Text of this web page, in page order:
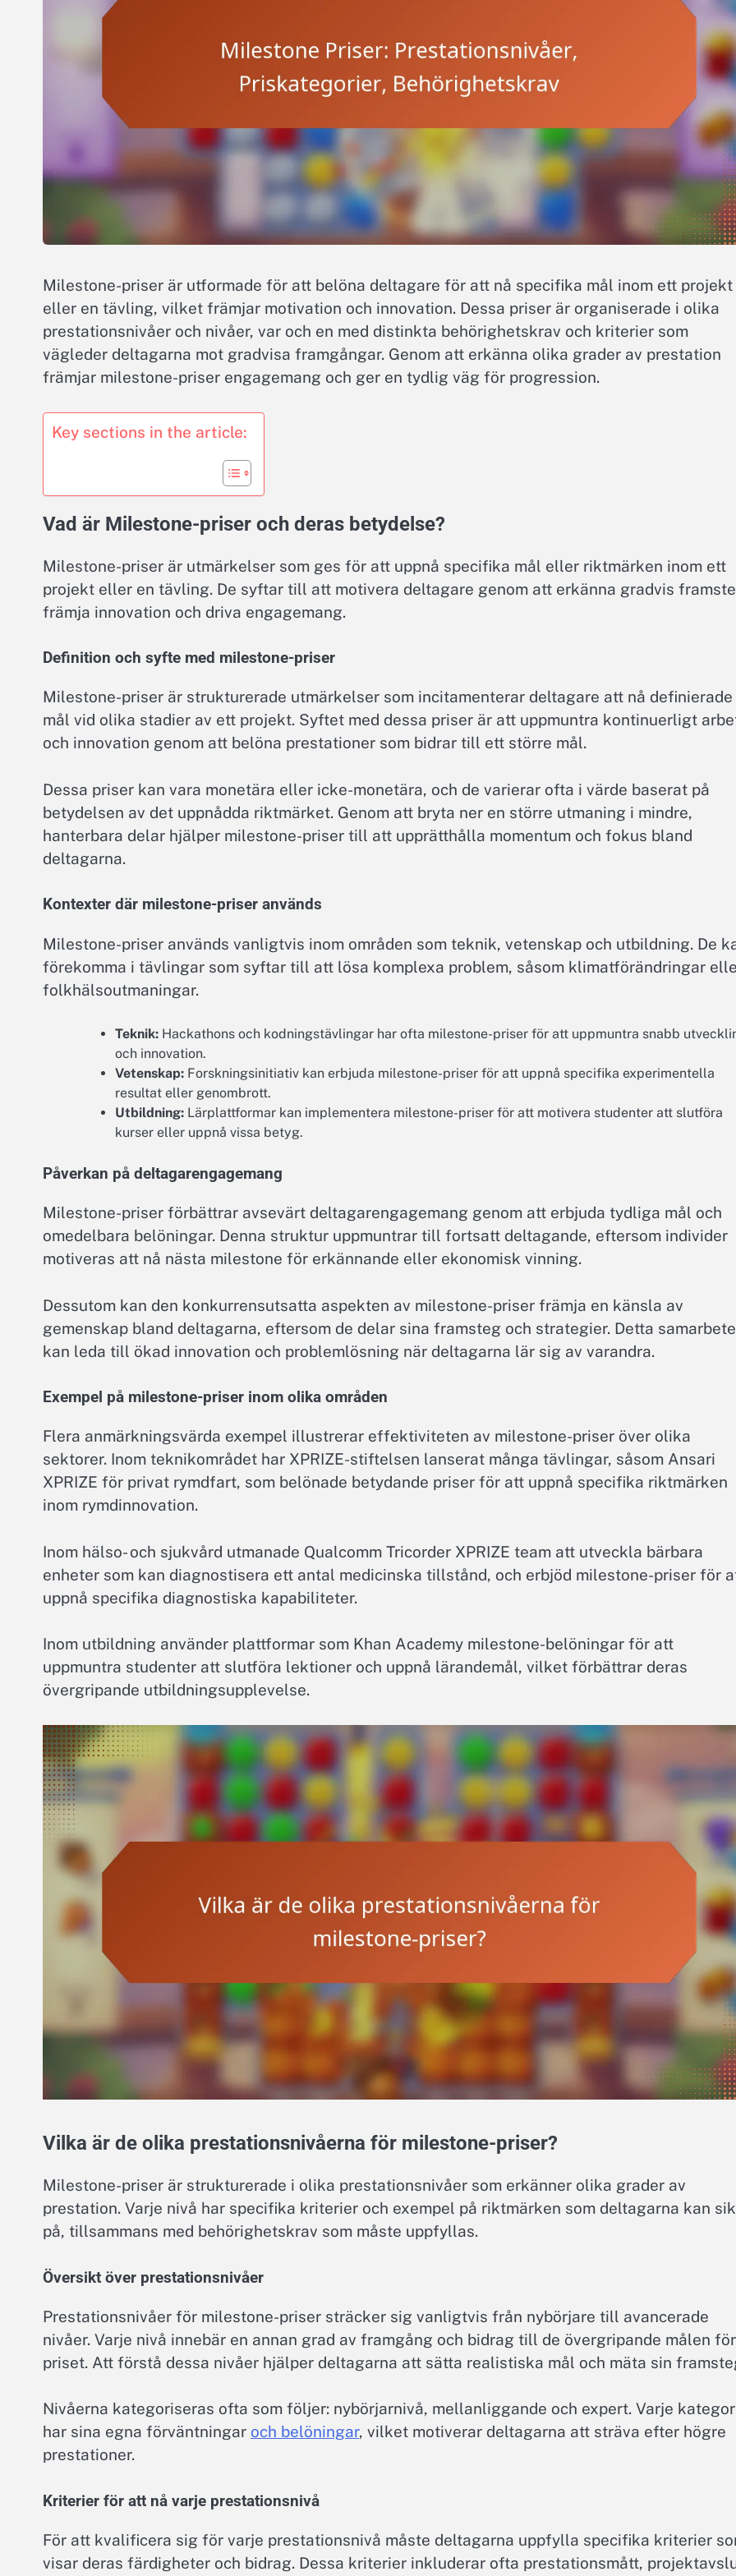
Milestone-priser är utformade för att belöna deltagare för att nå specifika mål inom ett projekt
eller en tävling, vilket främjar motivation och innovation. Dessa priser är organiserade i olika
prestationsnivåer och nivåer, var och en med distinkta behörighetskrav och kriterier som
vägleder deltagarna mot gradvisa framgångar. Genom att erkänna olika grader av prestation
främjar milestone-priser engagemang och ger en tydlig väg för progression.
Key sections in the article:
Vad är Milestone-priser och deras betydelse?
Milestone-priser är utmärkelser som ges för att uppnå specifika mål eller riktmärken inom ett
projekt eller en tävling. De syftar till att motivera deltagare genom att erkänna gradvis
främja innovation och driva engagemang.
Definition och syfte med milestone-priser
Milestone-priser är strukturerade utmärkelser som incitamenterar deltagare att nå definierade
mål vid olika stadier av ett projekt. Syftet med dessa priser är att uppmuntra kontinuerligt
och innovation genom att belöna prestationer som bidrar till ett större mål.
Dessa priser kan vara monetära eller icke-monetära, och de varierar ofta i värde baserat på
betydelsen av det uppnådda riktmärket. Genom att bryta ner en större utmaning i mindre,
hanterbara delar hjälper milestone-priser till att upprätthålla momentum och fokus bland
deltagarna.
Kontexter där milestone-priser används
Milestone-priser används vanligtvis inom områden som teknik, vetenskap och utbildning. De
förekomma i tävlingar som syftar till att lösa komplexa problem, såsom klimatförändringar
folkhälsoutmaningar.
Teknik: Hackathons och kodningstävlingar har ofta milestone-priser för att uppmuntra snabb
och innovation.
Vetenskap: Forskningsinitiativ kan erbjuda milestone-priser för att uppnå specifika experimentella
resultat eller genombrott.
Utbildning: Lärplattformar kan implementera milestone-priser för att motivera studenter att slutföra
kurser eller uppnå vissa betyg.
Påverkan på deltagarengagemang
Milestone-priser förbättrar avsevärt deltagarengagemang genom att erbjuda tydliga mål och
omedelbara belöningar. Denna struktur uppmuntrar till fortsatt deltagande, eftersom individer
motiveras att nå nästa milestone för erkännande eller ekonomisk vinning.
Dessutom kan den konkurrensutsatta aspekten av milestone-priser främja en känsla av
gemenskap bland deltagarna, eftersom de delar sina framsteg och strategier. Detta samarbete
kan leda till ökad innovation och problemlösning när deltagarna lär sig av varandra.
Exempel på milestone-priser inom olika områden
Flera anmärkningsvärda exempel illustrerar effektiviteten av milestone-priser över olika
sektorer. Inom teknikområdet har XPRIZE-stiftelsen lanserat många tävlingar, såsom Ansari
XPRIZE för privat rymdfart, som belönade betydande priser för att uppnå specifika riktmärken
inom rymdinnovation.
Inom hälso- och sjukvård utmanade Qualcomm Tricorder XPRIZE team att utveckla bärbara
enheter som kan diagnostisera ett antal medicinska tillstånd, och erbjöd milestone-priser för
uppnå specifika diagnostiska kapabiliteter.
Inom utbildning använder plattformar som Khan Academy milestone-belöningar för att
uppmuntra studenter att slutföra lektioner och uppnå lärandemål, vilket förbättrar deras
övergripande utbildningsupplevelse.
Vilka är de olika prestationsnivåerna för milestone-priser?
Milestone-priser är strukturerade i olika prestationsnivåer som erkänner olika grader av
prestation. Varje nivå har specifika kriterier och exempel på riktmärken som deltagarna kan
på, tillsammans med behörighetskrav som måste uppfyllas.
Översikt över prestationsnivåer
Prestationsnivåer för milestone-priser sträcker sig vanligtvis från nybörjare till avancerade
nivåer. Varje nivå innebär en annan grad av framgång och bidrag till de övergripande målen för
priset. Att förstå dessa nivåer hjälper deltagarna att sätta realistiska mål och mäta sin
Nivåerna kategoriseras ofta som följer: nybörjarnivå, mellanliggande och expert. Varje
har sina egna förväntningar och belöningar, vilket motiverar deltagarna att sträva efter högre
prestationer.
Kriterier för att nå varje prestationsnivå
För att kvalificera sig för varje prestationsnivå måste deltagarna uppfylla specifika kriterier
visar deras färdigheter och bidrag. Dessa kriterier inkluderar ofta prestationsmått,